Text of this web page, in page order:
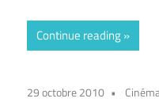
Continue reading
29 octobre 2010